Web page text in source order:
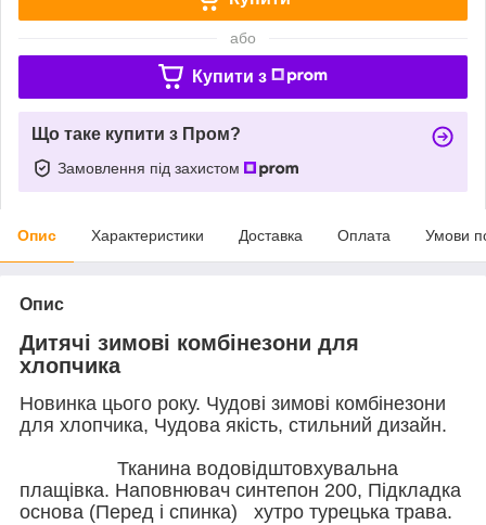
або
Купити з
Що таке купити з Пром?
Замовлення під захистом
Опис Характеристики Доставка Оплата Умови
Опис
Дитячі зимові комбінезони для
хлопчика
Новинка цього року. Чудові зимові комбінезони
для хлопчика, Чудова якість, стильний дизайн.
Тканина водовідштовхувальна
плащівка. Наповнювач синтепон 200, Підкладка
основа (Перед і спинка) хутро турецька трава.